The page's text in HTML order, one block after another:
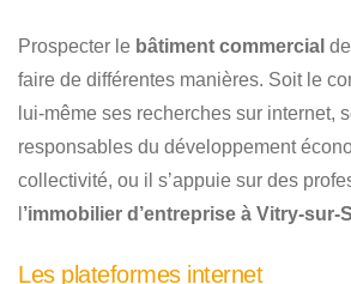
Prospecter le bâtiment commercial
faire de différentes manières. Soit le
lui-même ses recherches sur internet,
responsables du développement
collectivité, ou il s’appuie sur des
’immobilier d’entreprise à Vitry-sur-
Les plateformes internet